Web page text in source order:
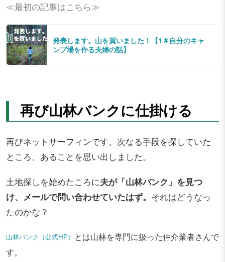
≪最初の記事はこちら≫
発表します。山を買いました！【1＃自分のキャ
ンプ場を作る夫婦の話】
再び山林バンクに仕掛ける
再びネットサーフィンです。次なる手段を探していた
ところ、あることを思い出しました。
土地探しを始めたころに夫が「山林バンク」を見つ
け、メールで問い合わせていたはず。 それはどうなっ
たのかな？
山林バンク（公式HP） とは山林を専門に扱った仲介業者さんで
す。